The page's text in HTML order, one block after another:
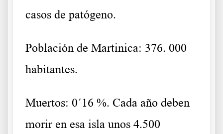
casos de patógeno.
Población de Martinica: 376. 000
habitantes.
Muertos: 0´16 %. Cada año deben
morir en esa isla unos 4.500